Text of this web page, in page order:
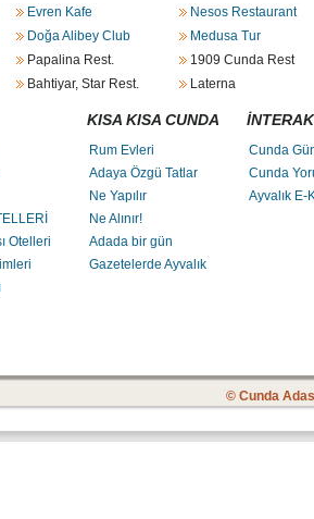
Evren Kafe
Nesos Restaurant
Doğa Alibey Club
Medusa Tur
Papalina Rest.
1909 Cunda Rest
Bahtiyar, Star Rest. Laterna
KISA KISA CUNDA
Otelleri
Rum Evleri
Adaya Özgü Tatlar
Ne Yapılır
Ne Alınır!
Adada bir gün
Gazetelerde Ayvalık
Cunda
Cunda
Ayvalık E-
© Cunda